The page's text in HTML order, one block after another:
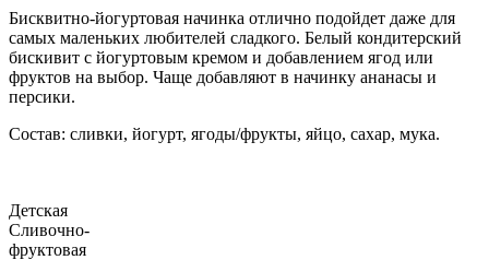
Бисквитно-йогуртовая начинка отлично подойдет даже для
самых маленьких любителей сладкого. Белый кондитерский
бискивит с йогуртовым кремом и добавлением ягод или
фруктов на выбор. Чаще добавляют в начинку ананасы и
персики.
Состав: сливки, йогурт, ягоды/фрукты, яйцо, сахар, мука.
Детская
Сливочно-
фруктовая